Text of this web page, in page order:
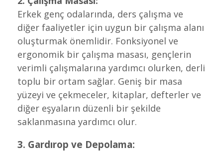
Erkek genç odalarında, ders çalışma ve
diğer faaliyetler için uygun bir çalışma alanı
oluşturmak önemlidir. Fonksiyonel ve
ergonomik bir çalışma masası, gençlerin
verimli çalışmalarına yardımcı olurken, derli
toplu bir ortam sağlar. Geniş bir masa
yüzeyi ve çekmeceler, kitaplar, defterler ve
diğer eşyaların düzenli bir şekilde
saklanmasına yardımcı olur.
3. Gardırop ve Depolama: